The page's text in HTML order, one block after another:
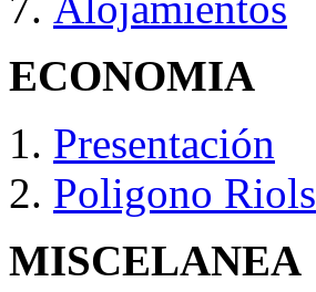
ECONOMIA
Presentación
Poligono Riols
MISCELANEA